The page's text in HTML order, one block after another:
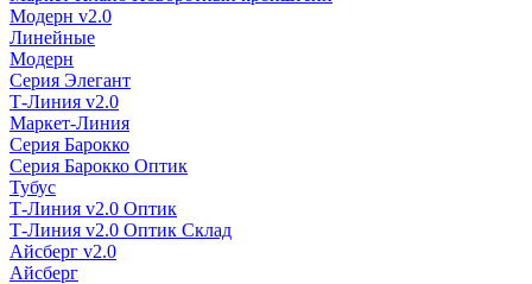
Модерн v2.0
Линейные
Модерн
Серия Элегант
Т-Линия v2.0
Маркет-Линия
Серия Барокко
Серия Барокко Оптик
Тубус
Т-Линия v2.0 Оптик
Т-Линия v2.0 Оптик Склад
Айсберг v2.0
Айсберг